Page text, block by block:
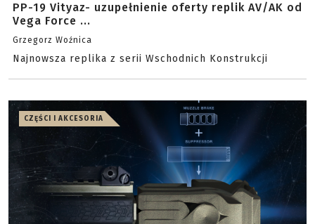
PP-19 Vityaz- uzupełnienie oferty replik AV/AK od
Vega Force ...
Grzegorz Woźnica
Najnowsza replika z serii Wschodnich Konstrukcji
CZĘŚCI I AKCESORIA